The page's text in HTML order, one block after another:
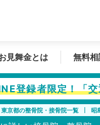
見舞金とは 無料相
登録者限定！「
東京都の整骨院・接骨院一覧 昭